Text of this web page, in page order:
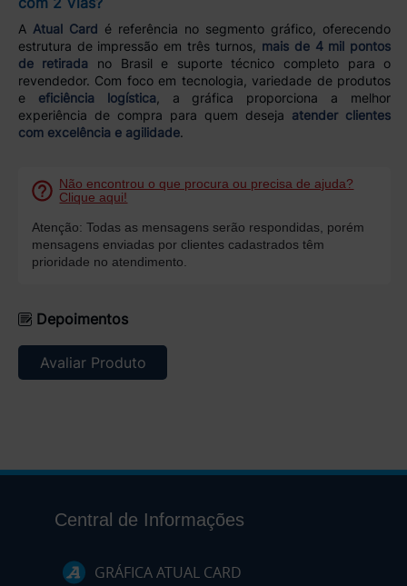
A Atual Card é referência no segmento gráfico, oferecendo
estrutura de impressão em três turnos, mais de 4 mil pontos
de retirada no Brasil e suporte técnico completo para o
revendedor. Com foco em tecnologia, variedade de produtos
e eficiência logística, a gráfica proporciona a melhor
experiência de compra para quem deseja atender clientes
com excelência e agilidade.
Não encontrou o que procura ou precisa de ajuda?
Clique aqui!
Atenção: Todas as mensagens serão respondidas, porém
mensagens enviadas por clientes cadastrados têm
prioridade no atendimento.
Depoimentos
Avaliar Produto
Central de Informações
GRÁFICA ATUAL CARD